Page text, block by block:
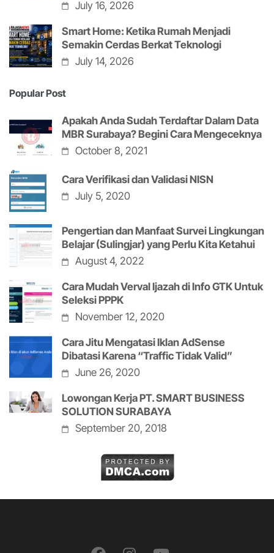
July 16, 2026
Smart Home: Ketika Rumah Menjadi
Semakin Cerdas Berkat Teknologi
July 14, 2026
Popular Post
Apakah Anda Sudah Terdaftar Dalam Data
MBR Surabaya? Begini Cara Mengeceknya
October 8, 2021
Cara Verifikasi dan Validasi NISN
July 5, 2020
Pengertian dan Manfaat Survei Lingkungan
Belajar (Sulingjar) yang Perlu Kita Ketahui
August 4, 2022
Cara Mudah Verval Ijazah di Info GTK Untuk
Seleksi PPPK
November 12, 2020
Cara Jitu Mengatasi Iklan AdSense
Dibatasi Karena “Traffic Tidak Valid”
June 26, 2020
Lowongan Kerja PT. SMART BUSINESS
SOLUTION SURABAYA
September 20, 2018